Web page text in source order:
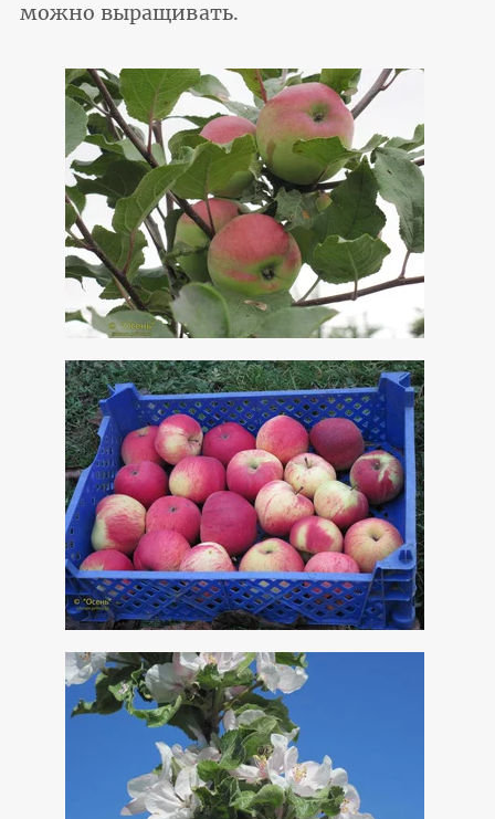
можно выращивать.